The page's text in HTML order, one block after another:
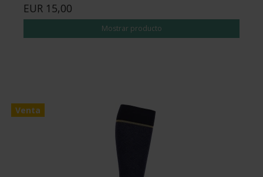
EUR 15,00
Mostrar producto
Venta